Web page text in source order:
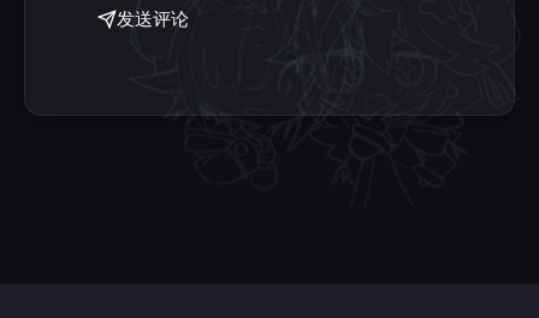
发送评论